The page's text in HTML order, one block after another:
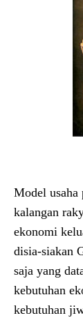
Model
kalangan
ekonomi
disia-siakan
saja yang
kebutuhan
kebutuhan